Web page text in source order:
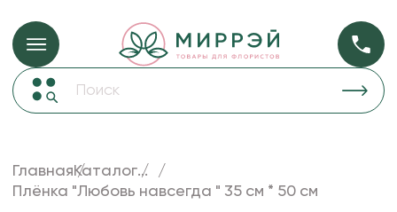
Упаковка для цветов и подарков Упаковка для
Коробки для цветов
ГлавнаяКаталог...
Плёнка "Любовь навсегда " 35 см * 50 см